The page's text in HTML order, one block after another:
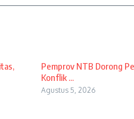
Pemprov NTB Dorong
Konflik ...
Agustus 5, 2026